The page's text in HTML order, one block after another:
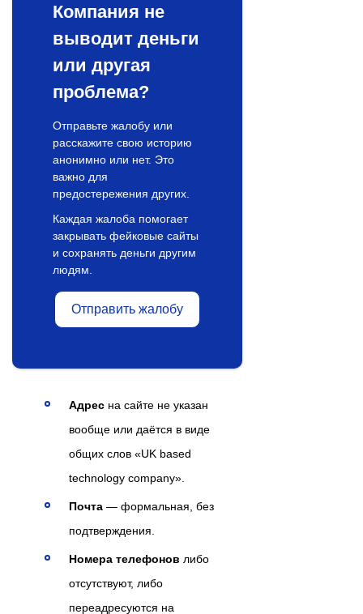
Компания не
выводит деньги
или другая
проблема?
Отправьте жалобу или
расскажите свою историю
анонимно или нет. Это
важно для
предостережения других.
Каждая жалоба помогает
закрывать фейковые сайты
и сохранять деньги другим
людям.
Отправить жалобу
Адрес на сайте не указан
вообще или даётся в виде
общих слов «UK based
technology company».
Почта — формальная, без
подтверждения.
Номера телефонов либо
отсутствуют, либо
переадресуются на